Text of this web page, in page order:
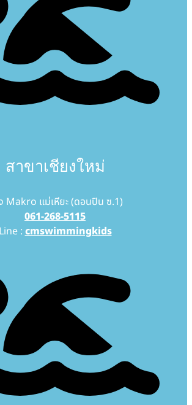
สาขาเชียงใหม่
Makro แม่เหียะ (ดอนปิน ซ.1)
061-268-5115
Line :cmswimmingkids